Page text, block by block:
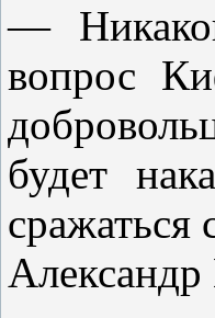
—
вопрос
будет